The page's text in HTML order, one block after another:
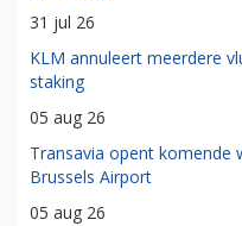
31 jul 26
KLM annuleert meerdere
staking
05 aug 26
Transavia opent komende
Brussels Airport
05 aug 26